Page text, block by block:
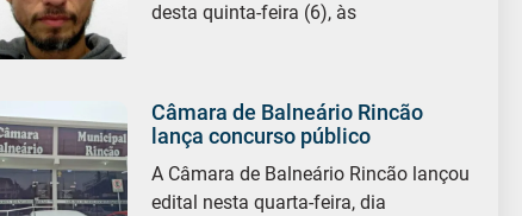
desta quinta-feira (6), às
Câmara de Balneário Rincão
lança concurso público
A Câmara de Balneário Rincão lançou
edital nesta quarta-feira, dia